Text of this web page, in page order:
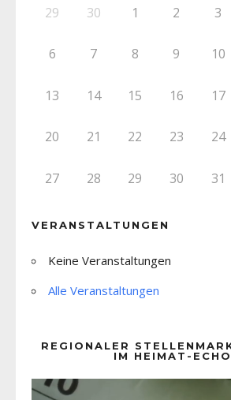
29 30 1 2 3
6 7 8 9 10
13 14 15 16 17
20 21 22 23 24
27 28 29 30 31
VERANSTALTUNGEN
Keine Veranstaltungen
Alle Veranstaltungen
REGIONALER
IM HEIMAT-ECHO